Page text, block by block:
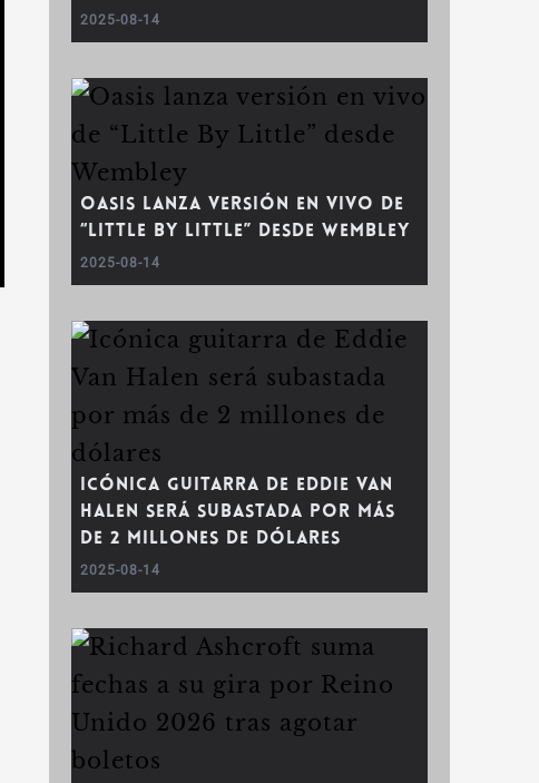
2025-08-14
Oasis lanza versión en vivo de
“Little By Little” desde Wembley
2025-08-14
Icónica guitarra de Eddie Van
Halen será subastada por más
de 2 millones de dólares
2025-08-14